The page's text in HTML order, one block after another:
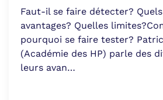
Faut-il se faire détecter?
avantages? Quelles
pourquoi se faire tester?
(Académie des HP) parle des
leurs avan…